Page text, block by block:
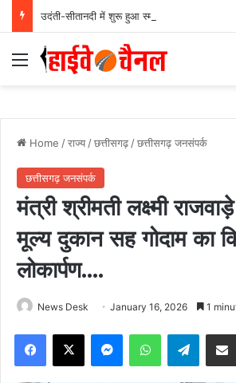
Menu
Home /राज्य /छत्तीसगढ़ /छत्तीसगढ़ जनसंपर्क
छत्तीसगढ़ जनसंपर्क
मंत्री श्रीमती लक्ष्मी
मूल्य दुकान सह गोदाम का
लोकार्पण….
News Desk January 16, 2026 1
Facebook
X MessengerWhatsApp